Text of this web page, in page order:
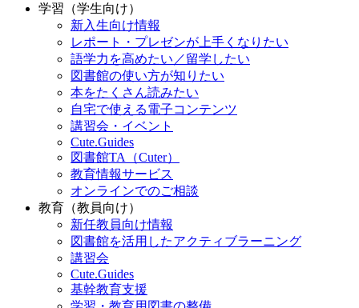
学習（学生向け）
新入生向け情報
レポート・プレゼンが上手くなりたい
語学力を高めたい／留学したい
図書館の使い方が知りたい
本をたくさん読みたい
自宅で使える電子コンテンツ
講習会・イベント
Cute.Guides
図書館TA（Cuter）
教育情報サービス
オンラインでのご相談
教育（教員向け）
新任教員向け情報
図書館を活用したアクティブラーニング
講習会
Cute.Guides
基幹教育支援